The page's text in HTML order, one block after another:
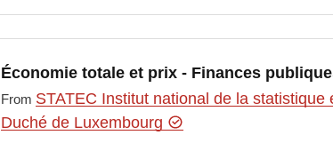
Économie totale et prix - Finances
From STATEC Institut national de la
Duché de Luxembourg